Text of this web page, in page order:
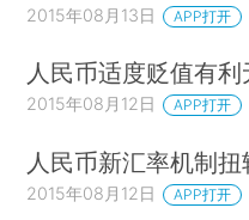
2015年08月13日 APP打开
人民币适度贬值有利
2015年08月12日 APP打开
人民币新汇率机制
2015年08月12日 APP打开